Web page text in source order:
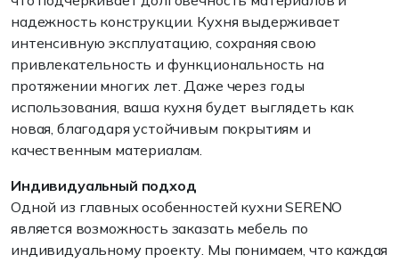
надежность конструкции. Кухня выдерживает
интенсивную эксплуатацию, сохраняя свою
привлекательность и функциональность на
протяжении многих лет. Даже через годы
использования, ваша кухня будет выглядеть как
новая, благодаря устойчивым покрытиям и
качественным материалам.
Индивидуальный подход
Одной из главных особенностей кухни SERENO
является возможность заказать мебель по
индивидуальному проекту. Мы понимаем, что каждая